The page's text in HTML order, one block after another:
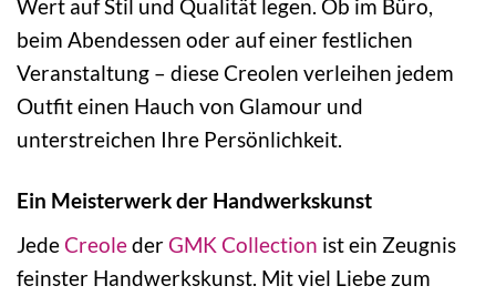
Wert auf Stil und Qualität legen. Ob im Büro,
beim Abendessen oder auf einer festlichen
Veranstaltung – diese Creolen verleihen jedem
Outfit einen Hauch von Glamour und
unterstreichen Ihre Persönlichkeit.
Ein Meisterwerk der Handwerkskunst
JedeCreolederGMK Collection ist ein Zeugnis
feinster Handwerkskunst. Mit viel Liebe zum